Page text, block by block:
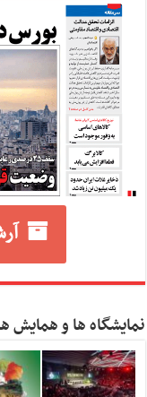
نمایشگاه ها و همایش